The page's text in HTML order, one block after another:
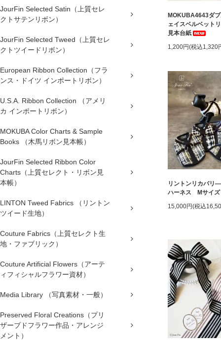
JourFin Selected Satin（上質セレ
クトサテンリボン）
JourFin Selected Tweed（上質セレ
クトツイードリボン）
European Ribbon Collection（フラ
ンス・ドイツ インポートリボン）
U.S.A. Ribbon Collection （アメリ
カ インポートリボン）
MOKUBA Color Charts & Sample
Books （木馬リボン見本帳）
JourFin Selected Ribbon Color
Charts（上質セレクト・リボン見
本帳）
LINTON Tweed Fabrics （リントン
ツイード生地）
Couture Fabrics（上質セレクト生
地・ファブリック）
Couture Artificial Flowers（アーテ
ィフィシャルフラワー資材）
Media Library （写真素材・一般）
Preserved Floral Creations（プリ
ザーブドフラワー作品・アレンジ
メント）
MOKUBA4643ダ
ェイスベルベット
見本台紙
1,200円(税込1,320
リントンリカバリ
ハーネス Mサイズ
15,000円(税込